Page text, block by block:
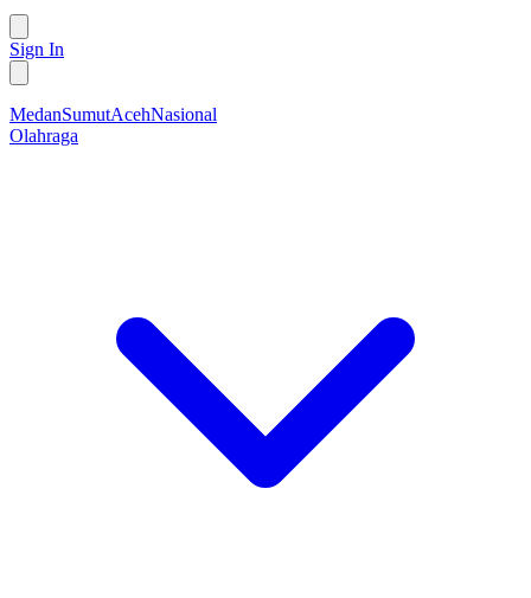
Sign In
MedanSumutAcehNasional
Olahraga